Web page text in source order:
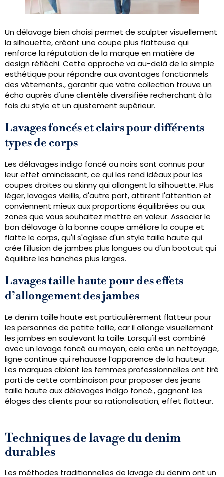
Un délavage bien choisi permet de sculpter visuellement
la silhouette, créant une coupe plus flatteuse qui
renforce la réputation de la marque en matière de
design réfléchi. Cette approche va au-delà de la simple
esthétique pour répondre aux avantages fonctionnels
des vêtements., garantir que votre collection trouve un
écho auprès d'une clientèle diversifiée recherchant à la
fois du style et un ajustement supérieur.
Lavages foncés et clairs pour différents
types de corps
Les délavages indigo foncé ou noirs sont connus pour
leur effet amincissant, ce qui les rend idéaux pour les
coupes droites ou skinny qui allongent la silhouette. Plus
léger, lavages vieillis, d'autre part, attirent l'attention et
conviennent mieux aux proportions équilibrées ou aux
zones que vous souhaitez mettre en valeur. Associer le
bon délavage à la bonne coupe améliore la coupe et
flatte le corps, qu'il s'agisse d'un style taille haute qui
crée l'illusion de jambes plus longues ou d'un bootcut qui
équilibre les hanches plus larges.
Lavages taille haute pour des effets
d’allongement des jambes
Le denim taille haute est particulièrement flatteur pour
les personnes de petite taille, car il allonge visuellement
les jambes en soulevant la taille. Lorsqu'il est combiné
avec un lavage foncé ou moyen, cela crée un nettoyage,
ligne continue qui rehausse l’apparence de la hauteur.
Les marques ciblant les femmes professionnelles ont tiré
parti de cette combinaison pour proposer des jeans
taille haute aux délavages indigo foncé., gagnant les
éloges des clients pour sa rationalisation, effet flatteur.
Techniques de lavage du denim
durables
Les méthodes traditionnelles de lavage du denim ont un